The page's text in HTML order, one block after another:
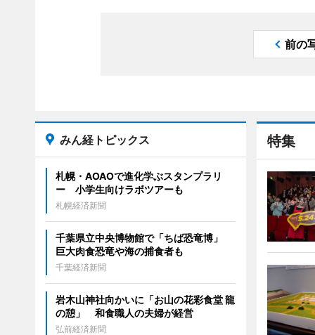
前の
特集
みん経トピックス
札幌・AOAOで進化学ぶスタンプラリ
ー 小学生向けラボツアーも
札幌経済新聞
千葉県立中央博物館で「ちば恐竜博」
巨大肉食恐竜や海の捕食者も
千葉経済新聞
岩木山神社向かいに「お山の花彩食堂 龍
の憩」 和食職人の夫婦が経営
弘前経済新聞